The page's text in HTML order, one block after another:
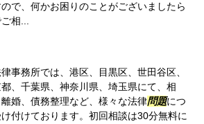
で、何かお困りのことがございましたら
相...
事務所では、港区、目黒区、世田谷区、
、千葉県、神奈川県、埼玉県にて、相
婚、債務整理など、様々な法律問題につ
付けております。初回相談は30分無料に